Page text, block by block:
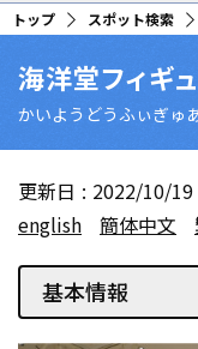
トップ スポット検索
海洋堂フィギ
かいようどうふぃぎゅ
更新日
2022/10/19
english
簡体中文
基本情報